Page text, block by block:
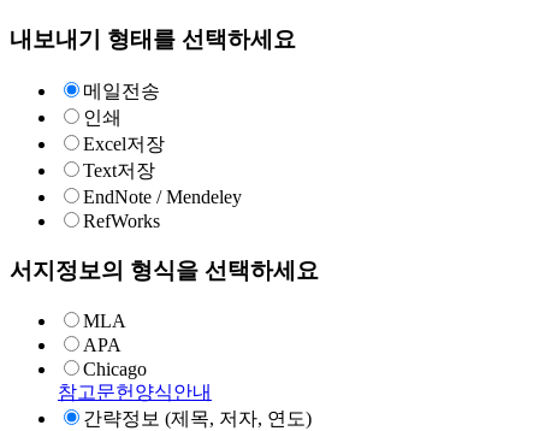
내보내기 형태를 선택하세요
메일전송
인쇄
Excel저장
Text저장
EndNote / Mendeley
RefWorks
서지정보의 형식을 선택하세요
MLA
APA
Chicago
참고문헌양식안내
간략정보 (제목, 저자, 연도)